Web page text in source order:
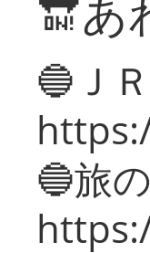
🔛あ
🔵Ｊ
🔵旅